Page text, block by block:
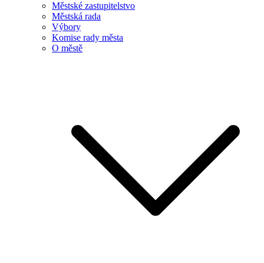
Městské zastupitelstvo
Městská rada
Výbory
Komise rady města
O městě